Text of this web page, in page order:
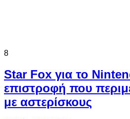
8
Star Fox για το
επιστροφή που
με αστερίσκους